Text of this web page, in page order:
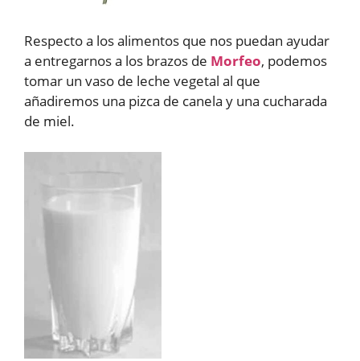
Respecto a los alimentos que nos puedan ayudar
a entregarnos a los brazos de Morfeo, podemos
tomar un vaso de leche vegetal al que
añadiremos una pizca de canela y una cucharada
de miel.